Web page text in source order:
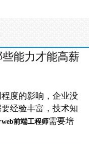
能力才能高薪
度的影响，企业没
经验丰富，技术知
web前端工程师需要培